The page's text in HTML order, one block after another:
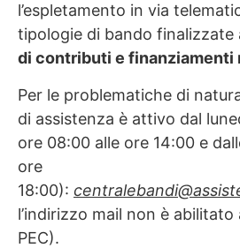
l’espletamento in via
tipologie di bando finalizzate
di contributi e finanziamenti
Per le problematiche di
di assistenza è attivo dal
ore 08:00 alle ore 14:00 e
ore
18:00):
l’indirizzo mail non è
PEC).